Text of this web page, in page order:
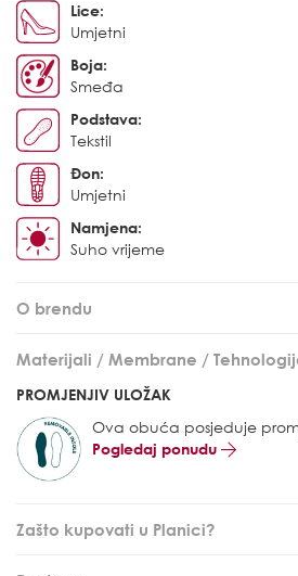
Lice:
Umjetni
Boja:
Smeđa
Podstava:
Tekstil
Đon:
Umjetni
Namjena:
Suho vrijeme
O brendu
Materijali / Membrane /
PROMJENJIV ULOŽAK
Ova obuća posjeduje
Pogledaj ponudu
Zašto kupovati u Planici?